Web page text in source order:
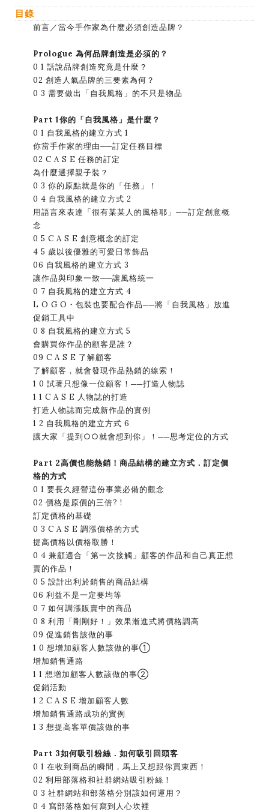
目錄
前言／當今手作家為什麼必須創造品牌？
Prologue 為何品牌創造是必須的？
0 1 話說品牌創造究竟是什麼？
02 創造人氣品牌的三要素為何？
0 3 需要做出「自我風格」的不只是物品
Part 1你的「自我風格」是什麼？
0 1 自我風格的建立方式 1
你當手作家的理由──訂定任務目標
02 C A S E 任務的訂定
為什麼選擇親子裝？
0 3 你的原點就是你的「任務」！
0 4 自我風格的建立方式 2
用語言來表達「很有某某人的風格耶」──訂定創意概
念
0 5 C A S E 創意概念的訂定
4 5 歲以後優雅的可愛日常飾品
06 自我風格的建立方式 3
讓作品與印象一致──讓風格統一
0 7 自我風格的建立方式 4
L O G O・包裝也要配合作品──將「自我風格」放進
促銷工具中
0 8 自我風格的建立方式 5
會購買你作品的顧客是誰？
09 C A S E 了解顧客
了解顧客，就會發現作品熱銷的線索！
1 0 試著只想像一位顧客！──打造人物誌
1 1 C A S E 人物誌的打造
打造人物誌而完成新作品的實例
1 2 自我風格的建立方式 6
讓大家「提到○○就會想到你」！──思考定位的方式
Part 2高價也能熱銷！商品結構的建立方式．訂定價
格的方式
0 1 要長久經營這份事業必備的觀念
02 價格是原價的三倍? !
訂定價格的基礎
0 3 C A S E 調漲價格的方式
提高價格以價格取勝！
0 4 兼顧適合「第一次接觸」顧客的作品和自己真正想
賣的作品！
0 5 設計出利於銷售的商品結構
06 利益不是一定要均等
0 7 如何調漲販賣中的商品
0 8 利用「剛剛好！」效果漸進式將價格調高
09 促進銷售該做的事
1 0 想增加顧客人數該做的事①
增加銷售通路
1 1 想增加顧客人數該做的事②
促銷活動
1 2 C A S E 增加顧客人數
增加銷售通路成功的實例
1 3 想提高客單價該做的事
Part 3如何吸引粉絲．如何吸引回頭客
0 1 在收到商品的瞬間，馬上又想跟你買東西！
02 利用部落格和社群網站吸引粉絲！
0 3 社群網站和部落格分別該如何運用？
0 4 寫部落格如何寫到人心坎裡